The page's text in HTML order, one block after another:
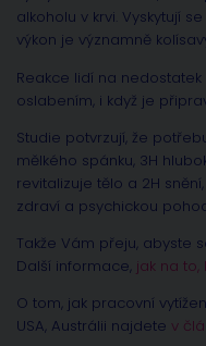
alkoholu v krvi. Vyskytují
výkon je významně
Reakce lidí na nedostatek
oslabením, i když je
Studie potvrzují, že
mělkého spánku, 3H
revitalizuje tělo a 2H
zdraví a psychickou
Takže Vám přeju, abyste
Další informace, jak na to,
O tom, jak pracovní
USA, Austrálii najdete v